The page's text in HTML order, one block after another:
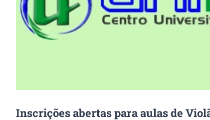
Inscrições abertas para aulas de